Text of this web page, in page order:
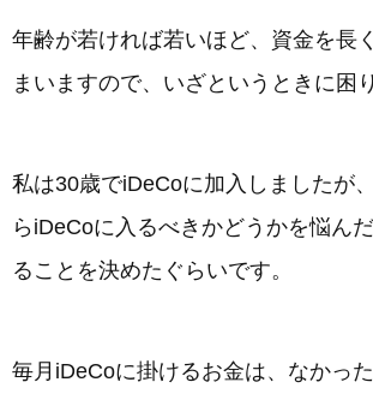
年齢が若ければ若いほど、資金を長
まいますので、いざというときに困
私は30歳でiDeCoに加入しましたが
らiDeCoに入るべきかどうかを悩ん
ることを決めたぐらいです。
毎月iDeCoに掛けるお金は、なかっ